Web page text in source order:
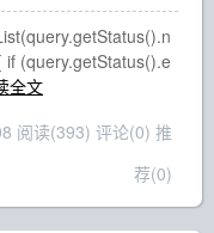
(query.getStatus().e
全文
阅读(393) 评论(0) 推
荐(0)